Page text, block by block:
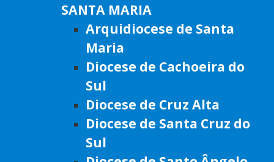
SANTA MARIA
Arquidiocese de Santa
Maria
Diocese de Cachoeira do
Sul
Diocese de Cruz Alta
Diocese de Santa Cruz do
Sul